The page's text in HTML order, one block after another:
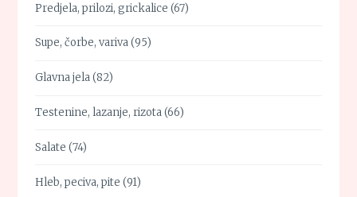
Predjela, prilozi, grickalice (67)
Supe, čorbe, variva(95)
Glavna jela(82)
Testenine, lazanje, rizota(66)
Salate (74)
Hleb, peciva, pite (91)